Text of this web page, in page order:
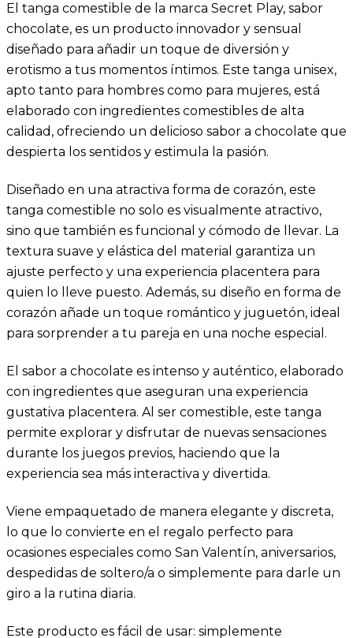
El tanga comestible de la marca Secret Play, sabor
chocolate, es un producto innovador y sensual
diseñado para añadir un toque de diversión y
erotismo a tus momentos íntimos. Este tanga unisex,
apto tanto para hombres como para mujeres, está
elaborado con ingredientes comestibles de alta
calidad, ofreciendo un delicioso sabor a chocolate que
despierta los sentidos y estimula la pasión.
Diseñado en una atractiva forma de corazón, este
tanga comestible no solo es visualmente atractivo,
sino que también es funcional y cómodo de llevar. La
textura suave y elástica del material garantiza un
ajuste perfecto y una experiencia placentera para
quien lo lleve puesto. Además, su diseño en forma de
corazón añade un toque romántico y juguetón, ideal
para sorprender a tu pareja en una noche especial.
El sabor a chocolate es intenso y auténtico, elaborado
con ingredientes que aseguran una experiencia
gustativa placentera. Al ser comestible, este tanga
permite explorar y disfrutar de nuevas sensaciones
durante los juegos previos, haciendo que la
experiencia sea más interactiva y divertida.
Viene empaquetado de manera elegante y discreta,
lo que lo convierte en el regalo perfecto para
ocasiones especiales como San Valentín, aniversarios,
despedidas de soltero/a o simplemente para darle un
giro a la rutina diaria.
Este producto es fácil de usar: simplemente